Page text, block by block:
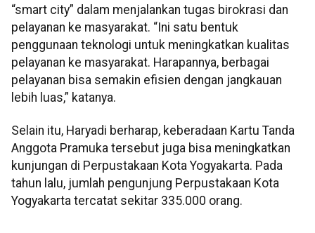
“smart city” dalam menjalankan tugas birokrasi dan
pelayanan ke masyarakat. “Ini satu bentuk
penggunaan teknologi untuk meningkatkan kualitas
pelayanan ke masyarakat. Harapannya, berbagai
pelayanan bisa semakin efisien dengan jangkauan
lebih luas,” katanya.
Selain itu, Haryadi berharap, keberadaan Kartu Tanda
Anggota Pramuka tersebut juga bisa meningkatkan
kunjungan di Perpustakaan Kota Yogyakarta. Pada
tahun lalu, jumlah pengunjung Perpustakaan Kota
Yogyakarta tercatat sekitar 335.000 orang.